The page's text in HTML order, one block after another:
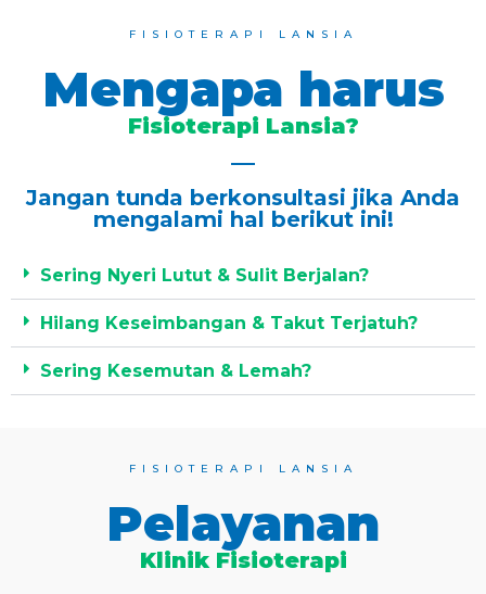
FISIOTERAPI LANSIA
Mengapa harus
Fisioterapi Lansia?
Jangan tunda berkonsultasi jika Anda
mengalami hal berikut ini!
Sering Nyeri Lutut & Sulit Berjalan?
Hilang Keseimbangan & Takut Terjatuh?
Sering Kesemutan & Lemah?
FISIOTERAPI LANSIA
Pelayanan
Klinik Fisioterapi